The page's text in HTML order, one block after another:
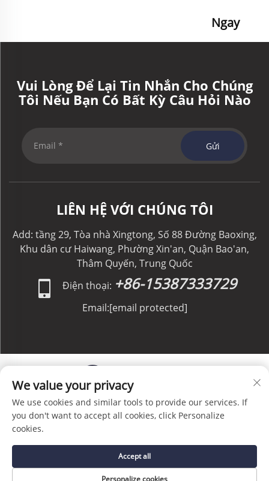
Ngay
Vui Lòng Để Lại Tin Nhắn Cho Chúng
Tôi Nếu Bạn Có Bất Kỳ Câu Hỏi Nào
Gửi
LIÊN HỆ VỚI CHÚNG TÔI
Add: tầng 29, Tòa nhà Xingtong, Số 88 Đường Baoxing,
Khu dân cư Haiwang, Phường Xin'an, Quận Bao'an,
Thâm Quyến, Trung Quốc
Điện thoại: +86-15387333729
Email:[email protected]
Bản quyền © C&C GLOBAL Logistics Co., Limited. Bảo
lưu mọi quyền. -
We value your privacy
We use cookies and similar tools to provide our services. If
you don't want to accept all cookies, click Personalize
cookies.
Personalize cookies
Accept all